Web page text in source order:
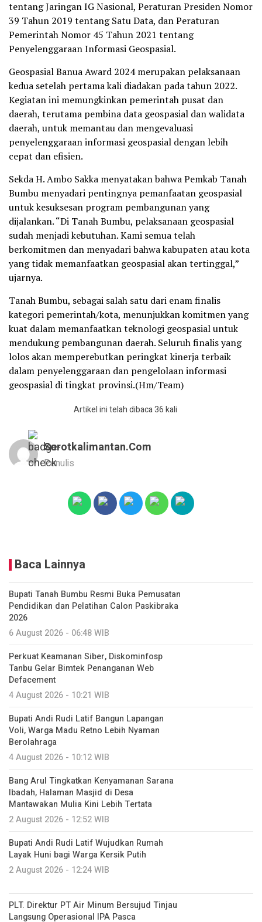
tentang Jaringan IG Nasional, Peraturan Presiden Nomor
39 Tahun 2019 tentang Satu Data, dan Peraturan
Pemerintah Nomor 45 Tahun 2021 tentang
Penyelenggaraan Informasi Geospasial.
Geospasial Banua Award 2024 merupakan pelaksanaan
kedua setelah pertama kali diadakan pada tahun 2022.
Kegiatan ini memungkinkan pemerintah pusat dan
daerah, terutama pembina data geospasial dan walidata
daerah, untuk memantau dan mengevaluasi
penyelenggaraan informasi geospasial dengan lebih
cepat dan efisien.
Sekda H. Ambo Sakka menyatakan bahwa Pemkab Tanah
Bumbu menyadari pentingnya pemanfaatan geospasial
untuk kesuksesan program pembangunan yang
dijalankan. “Di Tanah Bumbu, pelaksanaan geospasial
sudah menjadi kebutuhan. Kami semua telah
berkomitmen dan menyadari bahwa kabupaten atau kota
yang tidak memanfaatkan geospasial akan tertinggal,”
ujarnya.
Tanah Bumbu, sebagai salah satu dari enam finalis
kategori pemerintah/kota, menunjukkan komitmen yang
kuat dalam memanfaatkan teknologi geospasial untuk
mendukung pembangunan daerah. Seluruh finalis yang
lolos akan memperebutkan peringkat kinerja terbaik
dalam penyelenggaraan dan pengelolaan informasi
geospasial di tingkat provinsi.(Hm/Team)
Artikel ini telah dibaca 36 kali
Sorotkalimantan.com
Penulis
Baca Lainnya
Bupati Tanah Bumbu Resmi Buka Pemusatan
Pendidikan dan Pelatihan Calon Paskibraka
2026
6 August 2026 - 06:48 WIB
Perkuat Keamanan Siber, Diskominfosp
Tanbu Gelar Bimtek Penanganan Web
Defacement
4 August 2026 - 10:21 WIB
Bupati Andi Rudi Latif Bangun Lapangan
Voli, Warga Madu Retno Lebih Nyaman
Berolahraga
4 August 2026 - 10:12 WIB
Bang Arul Tingkatkan Kenyamanan Sarana
Ibadah, Halaman Masjid di Desa
Mantawakan Mulia Kini Lebih Tertata
2 August 2026 - 12:52 WIB
Bupati Andi Rudi Latif Wujudkan Rumah
Layak Huni bagi Warga Kersik Putih
2 August 2026 - 12:24 WIB
PLT. Direktur PT Air Minum Bersujud Tinjau
Langsung Operasional IPA Pasca